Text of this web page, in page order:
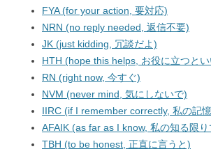
FYA (for your action, 要対応)
NRN (no reply needed, 返信不要)
JK (just kidding, 冗談だよ)
HTH (hope this helps, お役に立つと
RN (right now, 今すぐ)
NVM (never mind, 気にしないで)
IIRC (if I remember correctly, 私の記
AFAIK (as far as I know, 私の知る限り
TBH (to be honest, 正直に言うと)